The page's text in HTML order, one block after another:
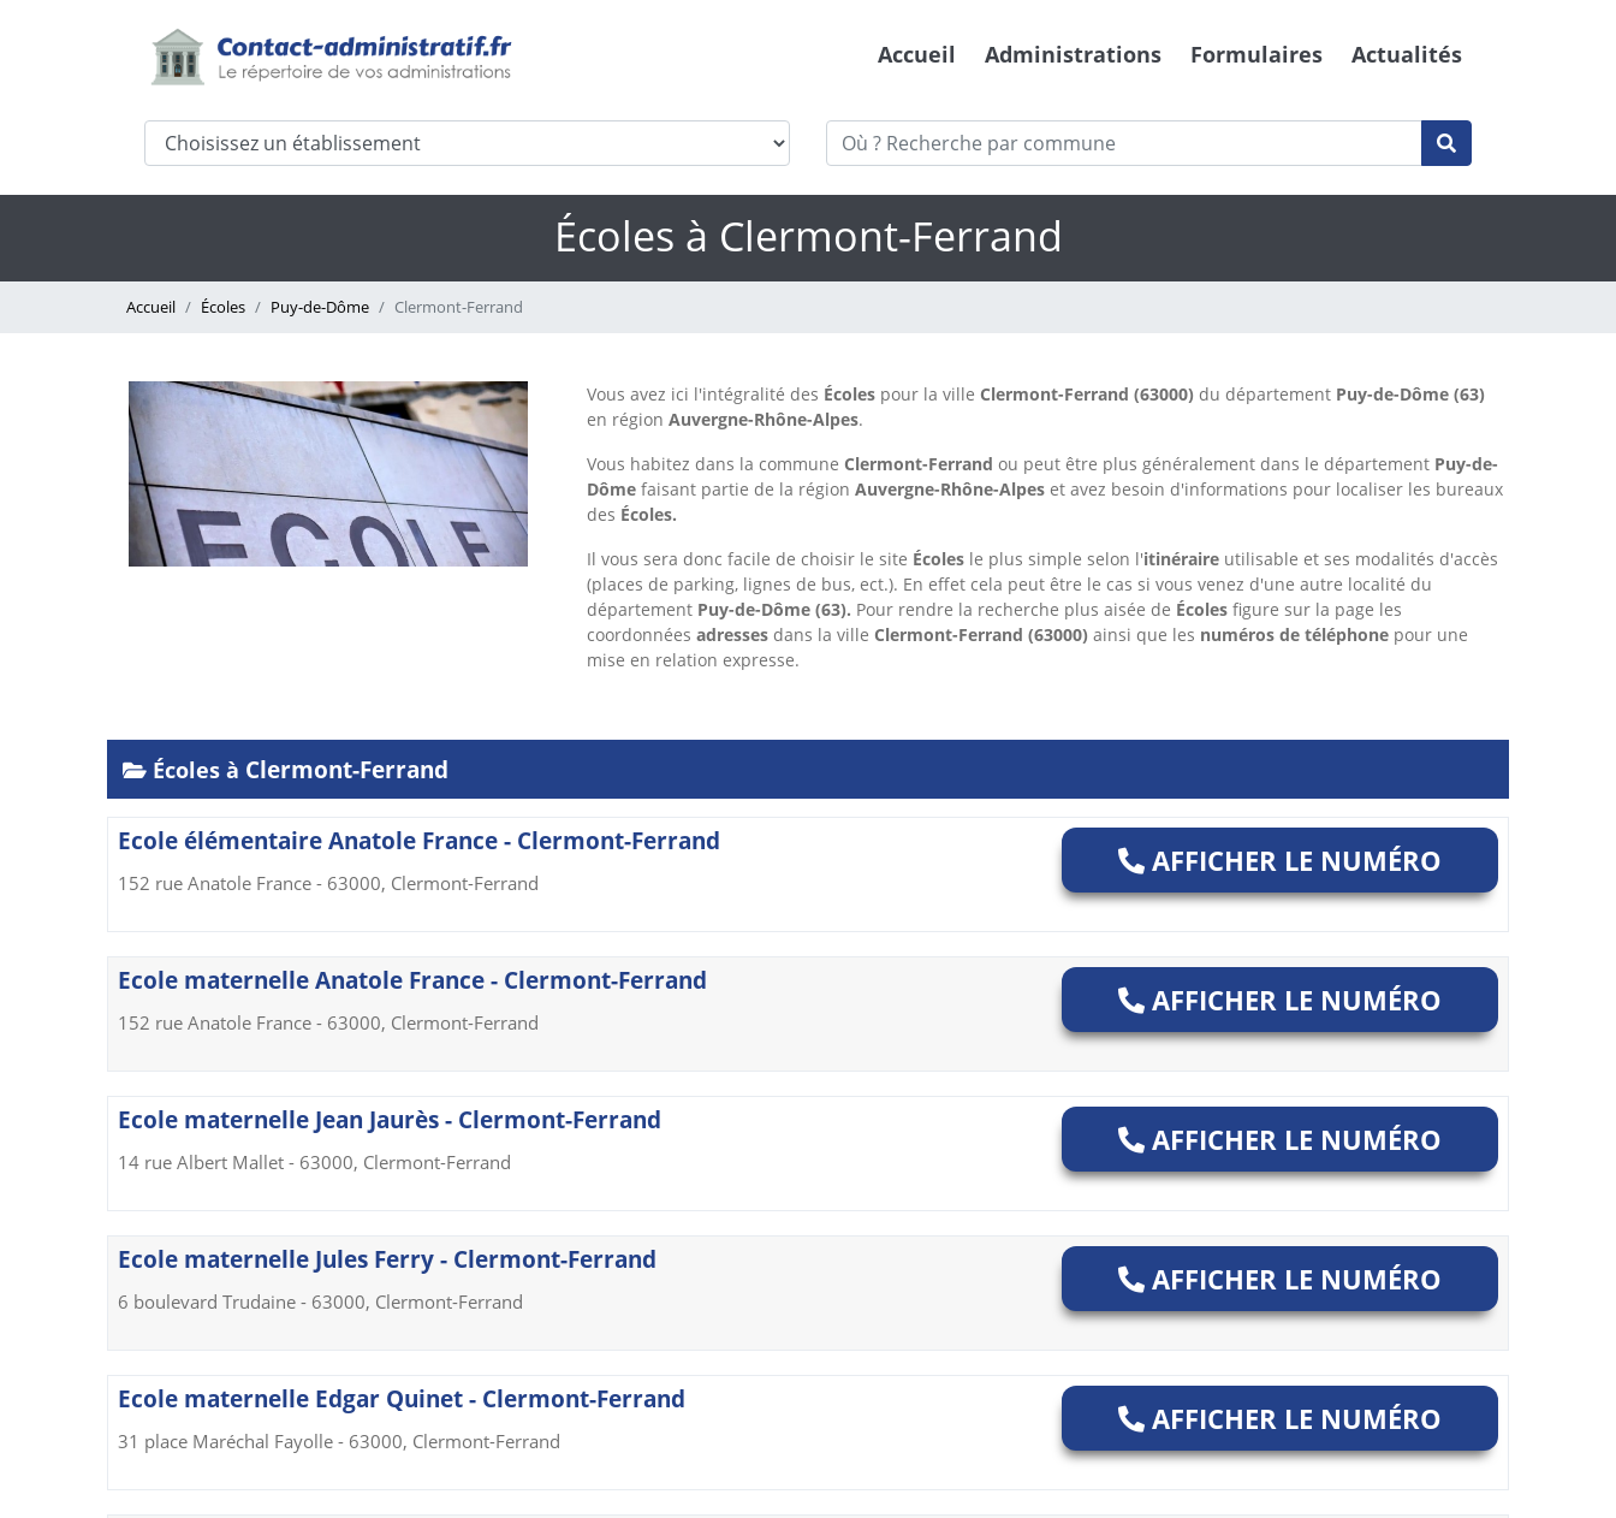
Accueil Administrations Formulaires Actualités
Écoles à Clermont-Ferrand
Accueil Écoles Puy-de-Dôme Clermont-Ferrand
Vous avez ici l'intégralité des Écolespour la ville Clermont-Ferrand (63000) du départementPuy-de-Dôme (63)
en région Auvergne-Rhône-Alpes.
Vous habitez dans la commune Clermont-Ferrand ou peut être plus généralement dans le département Puy-de-
Dôme faisant partie de la région Auvergne-Rhône-Alpes et avez besoin d'informations pour localiser les bureaux
des Écoles.
Il vous sera donc facile de choisir le site Écolesle plus simple selon l'itinéraireutilisable et ses modalités d'accès
(places de parking, lignes de bus, ect.). En effet cela peut être le cas si vous venez d'une autre localité du
département Puy-de-Dôme (63). Pour rendre la recherche plus aisée de Écolesfigure sur la page les
coordonnées adressesdans la ville Clermont-Ferrand (63000) ainsi que les numéros de téléphonepour une
mise en relation expresse.
Écoles à Clermont-Ferrand
Ecole élémentaire Anatole France - Clermont-Ferrand
152 rue Anatole France - 63000, Clermont-Ferrand
AFFICHER LE NUMÉRO
Ecole maternelle Anatole France - Clermont-Ferrand
152 rue Anatole France - 63000, Clermont-Ferrand
AFFICHER LE NUMÉRO
Ecole maternelle Jean Jaurès - Clermont-Ferrand
14 rue Albert Mallet - 63000, Clermont-Ferrand
AFFICHER LE NUMÉRO
Ecole maternelle Jules Ferry - Clermont-Ferrand
6 boulevard Trudaine - 63000, Clermont-Ferrand
AFFICHER LE NUMÉRO
Ecole maternelle Edgar Quinet - Clermont-Ferrand
31 place Maréchal Fayolle - 63000, Clermont-Ferrand
AFFICHER LE NUMÉRO